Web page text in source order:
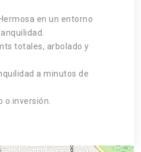
en un entorno
totales, arbolado y
a minutos de
o inversión.